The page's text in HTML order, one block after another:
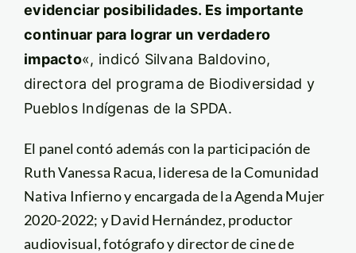
evidenciar posibilidades. Es importante
continuar para lograr un verdadero
impacto«, indicó Silvana Baldovino,
directora del programa de Biodiversidad y
Pueblos Indígenas de la SPDA.
El panel contó además con la participación de
Ruth Vanessa Racua, lideresa de la Comunidad
Nativa Infierno y encargada de la Agenda Mujer
2020-2022; y David Hernández, productor
audiovisual, fotógrafo y director de cine de